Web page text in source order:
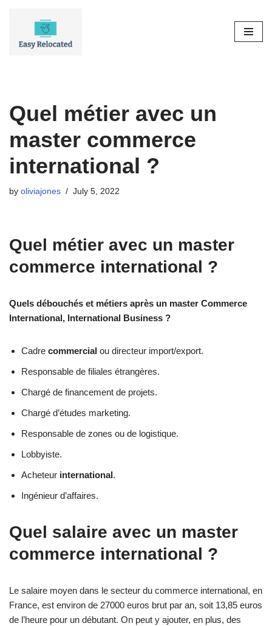
Quel métier avec un
master commerce
international ?
by oliviajones July 5, 2022
Quel métier avec un master
commerce international ?
Quels débouchés et métiers après un master Commerce
International, International Business ?
Cadre commercial ou directeur import/export.
Responsable de filiales étrangères.
Chargé de financement de projets.
Chargé d’études marketing.
Responsable de zones ou de logistique.
Lobbyiste.
Acheteur international.
Ingénieur d’affaires.
Quel salaire avec un master
commerce international ?
Le salaire moyen dans le secteur du commerce international, en
France, est environ de 27000 euros brut par an, soit 13,85 euros
de l’heure pour un débutant. On peut y ajouter, en plus, des